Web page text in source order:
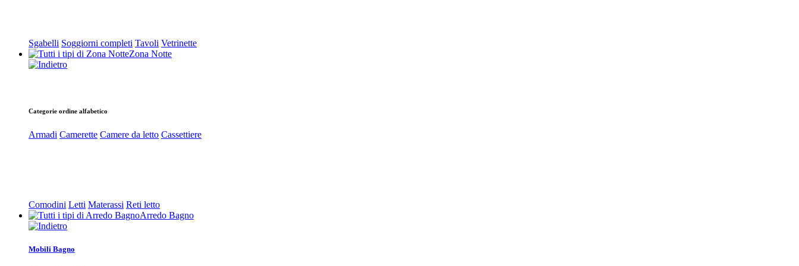
Sgabelli Soggiorni completi Tavoli Vetrinette
Zona Notte
Categorie ordine alfabetico
Armadi Camerette Camere da letto Cassettiere
Comodini Letti Materassi Reti letto
Arredo Bagno
Mobili Bagno